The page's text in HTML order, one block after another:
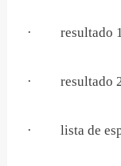
· resultado 1ª
· resultado 2ª
· lista de